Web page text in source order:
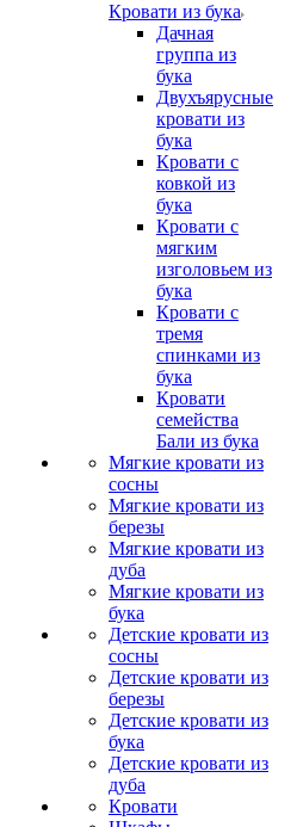
Кровати из бука
Дачная
группа из
бука
Двухъярусные
кровати из
бука
Кровати с
ковкой из
бука
Кровати с
мягким
изголовьем из
бука
Кровати с
тремя
спинками из
бука
Кровати
семейства
Бали из бука
Мягкие кровати из
сосны
Мягкие кровати из
березы
Мягкие кровати из
дуба
Мягкие кровати из
бука
Детские кровати из
сосны
Детские кровати из
березы
Детские кровати из
бука
Детские кровати из
дуба
Кровати